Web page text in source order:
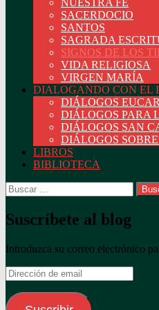
NUESTRA FE
SACERDOCIO
SANTOS
SAGRADA
SIGNOS DE LOS
VIDA RELIGIOSA
VIRGEN MARÍA
DIALOGANDO CON EL
DIÁLOGOS
DIÁLOGOS PARA
DIÁLOGOS SAN
DIÁLOGOS
LIBROS
BIBLIOTECA
Buscar:
Suscríbete al blog
Introduzca su correo electrónico
Dirección
de
email